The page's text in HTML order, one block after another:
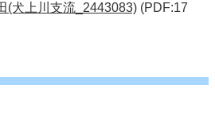
(犬上川支流_2443083) (PDF:17